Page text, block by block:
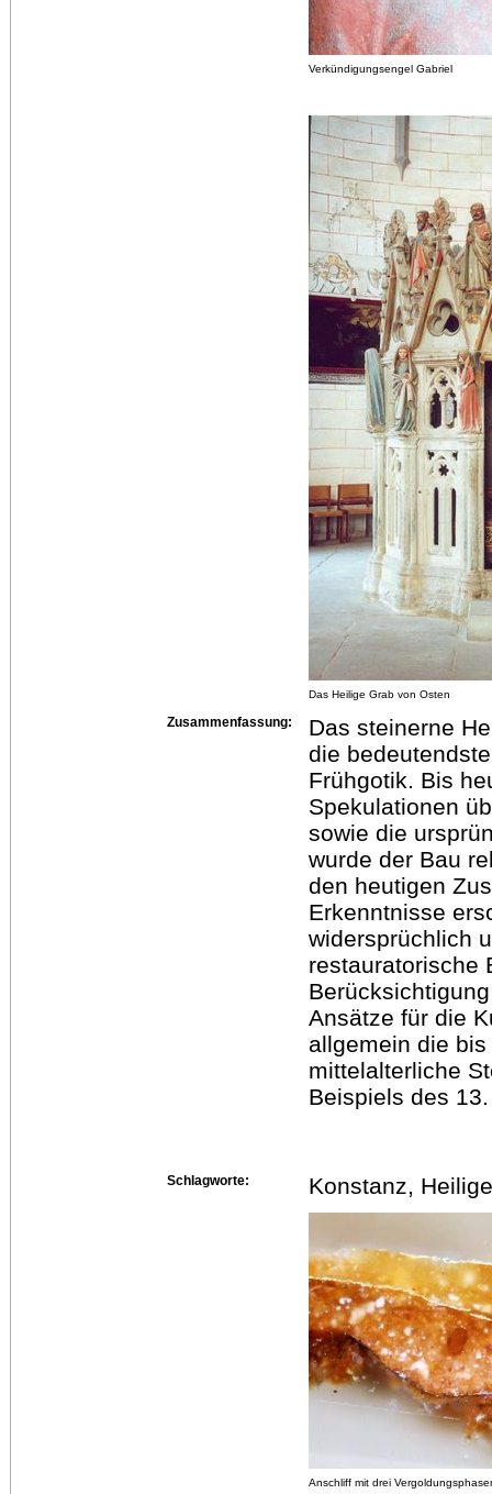
Verkündigungsengel Gabriel
Das Heilige Grab von Osten
Zusammenfassung:
Das steinerne
die
Frühgotik. Bis
Spekulationen
sowie die
wurde der Bau
den heutigen
Erkenntnisse
widersprüchlich
restauratorische
Ansätze für die
allgemein die
mittelalterliche
Beispiels des
Schlagworte: Konstanz,
Anschliff mit drei